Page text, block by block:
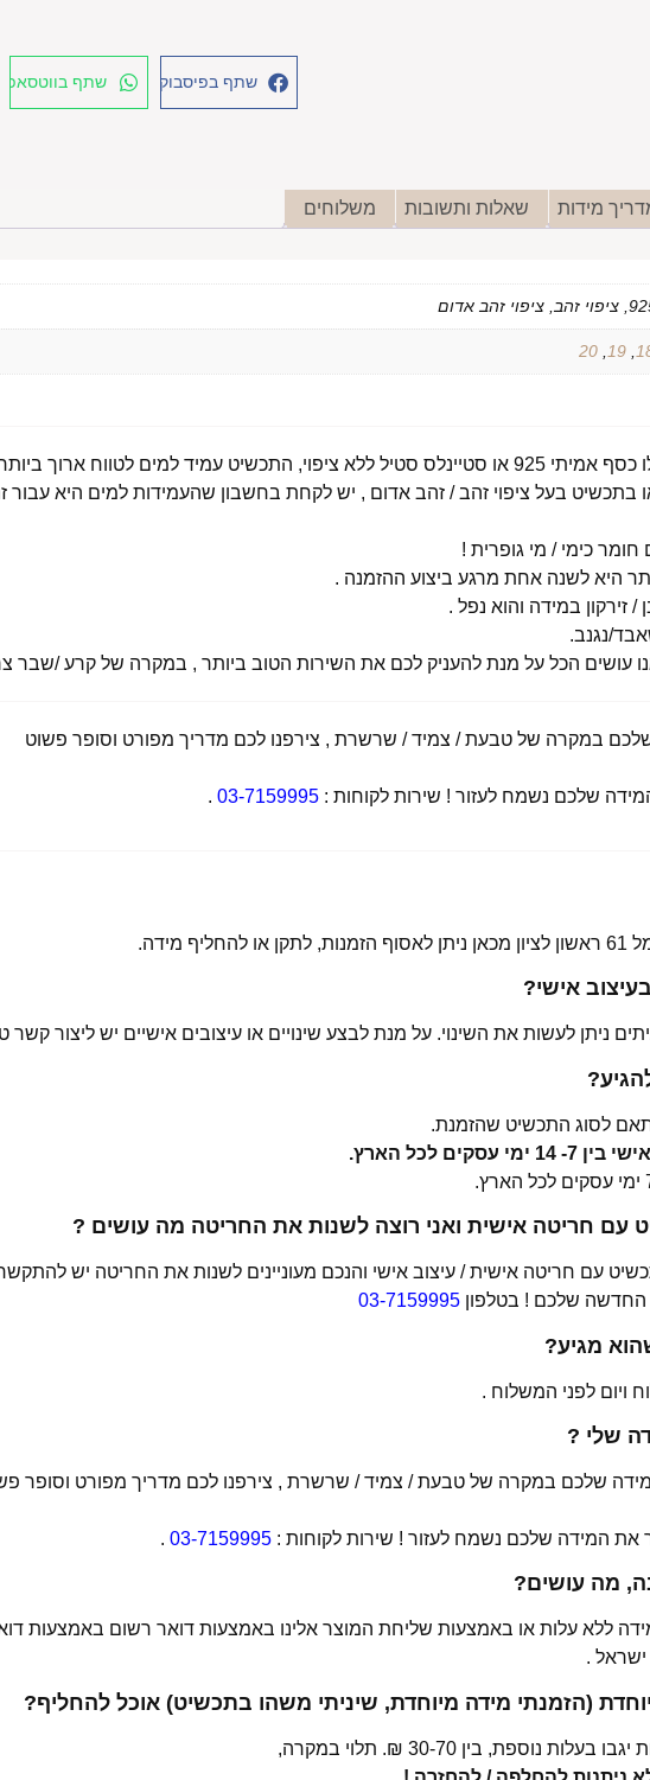
שתף בפיסבוק שתף בווטסאפ
מידות שאלות ותשובות משלוחים
,
19
,
20
למים לטווח ארוך ביותר מעל שנה !
בתכשיט בעל ציפוי זהב / זהב אדום , יש לקחת בחשבון שהעמידות למים היא עבור
כימי / מי גופרית !
היא לשנה אחת מרגע ביצוע ההזמנה .
זירקון במידה והוא נפל .
נגנב.
עושים הכל על מנת להעניק לכם את השירות הטוב ביותר , במקרה של קרע /שבר
במקרה של טבעת / צמיד / שרשרת , צירפנו לכם מדריך מפורט וסופר פשוט
שלכם נשמח לעזור ! שירות לקוחות : 03-7159995
.
מידה.
אישי?
ניתן לעשות את השינוי. על מנת לבצע שינויים או עיצובים אישיים יש ליצור קשר
לסוג התכשיט שהזמנת.
לכל הארץ.
עם חריטה אישית ואני רוצה לשנות את החריטה מה עושים ?
עם חריטה אישית / עיצוב אישי והנכם מעוניינים לשנות את החריטה יש
החדשה שלכם ! בטלפון 03-7159995
מגיע?
ויום לפני המשלוח .
שלי ?
שלכם במקרה של טבעת / צמיד / שרשרת , צירפנו לכם מדריך מפורט וסופר
המידה שלכם נשמח לעזור ! שירות לקוחות : 03-7159995
.
מה עושים?
מידה ללא עלות או באמצעות שליחת המוצר אלינו באמצעות דואר רשום באמצעות
.
(הזמנתי מידה מיוחדת, שיניתי משהו בתכשיט) אוכל להחליף?
נוספת, בין 30-70 ₪. תלוי במקרה,